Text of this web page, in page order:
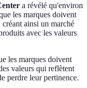
a révélé qu'environ
les marques doivent
ainsi un marché
avec les valeurs
les marques doivent
valeurs qui reflètent
perdre leur pertinence.